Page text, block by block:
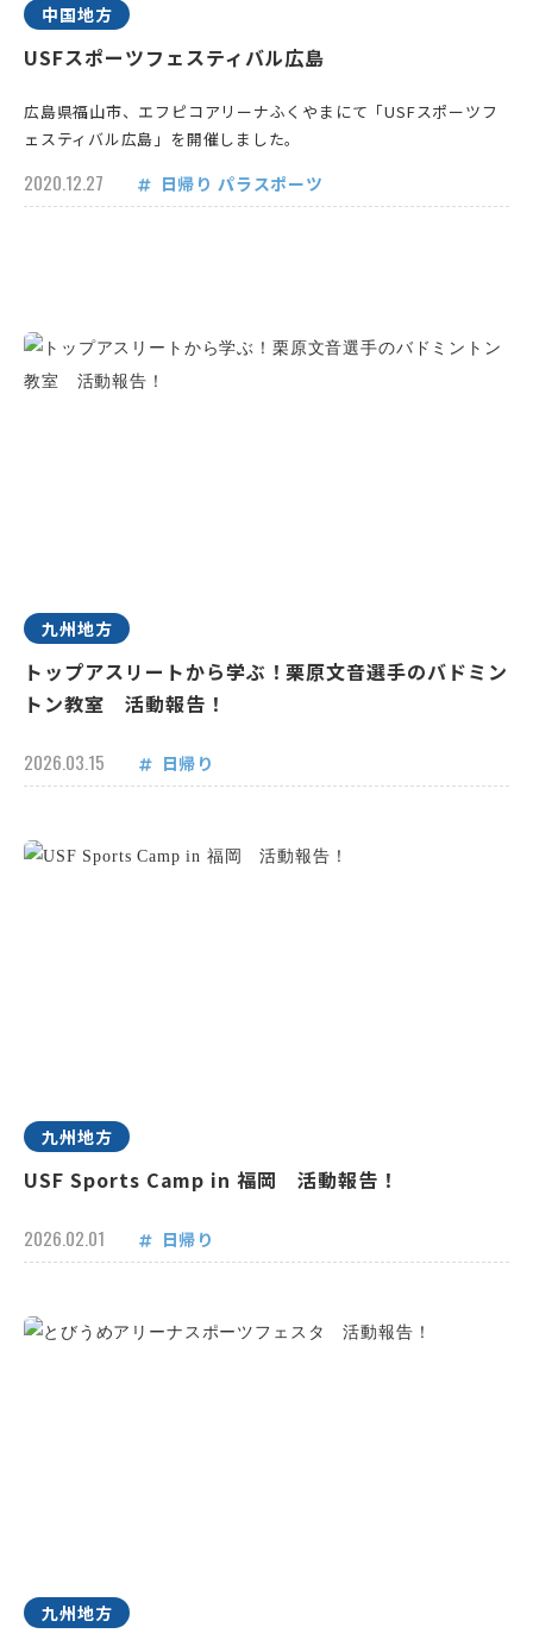
中国地方
USFスポーツフェスティバル広島
広島県福山市、エフピコアリーナふくやまにて「USFスポーツフ
ェスティバル広島」を開催しました。
2020.12.27 日帰り パラスポーツ
九州地方
トップアスリートから学ぶ！栗原文音選手のバドミン
トン教室 活動報告！
2026.03.15 日帰り
九州地方
USF Sports Camp in 福岡 活動報告！
2026.02.01 日帰り
九州地方